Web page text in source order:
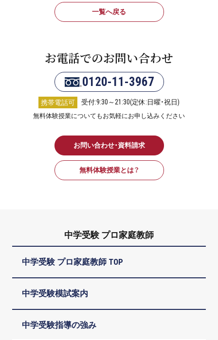
一覧へ戻る
お電話でのお問い合わせ
0120-11-3967
携帯電話可 受付:9:30～21:30(定休:日曜・祝日)
無料体験授業についてもお気軽にお申し込みください
お問い合わせ・資料請求
無料体験授業とは？
中学受験 プロ家庭教師
中学受験 プロ家庭教師 TOP
中学受験模試案内
中学受験指導の強み